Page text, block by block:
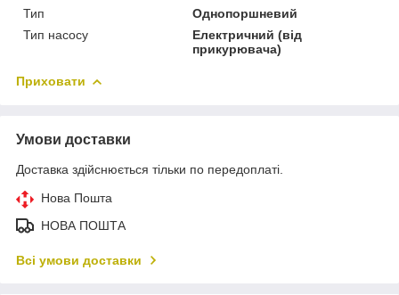
Тип
Однопоршневий
Тип насосу
Електричний (від
прикурювача)
Приховати
Умови доставки
Доставка здійснюється тільки по передоплаті.
Нова Пошта
НОВА ПОШТА
Всі умови доставки